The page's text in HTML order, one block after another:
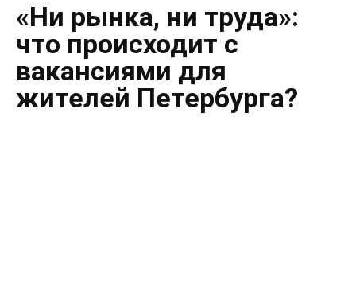
«Ни рынка, ни труда»:
что происходит с
вакансиями для
жителей Петербурга?